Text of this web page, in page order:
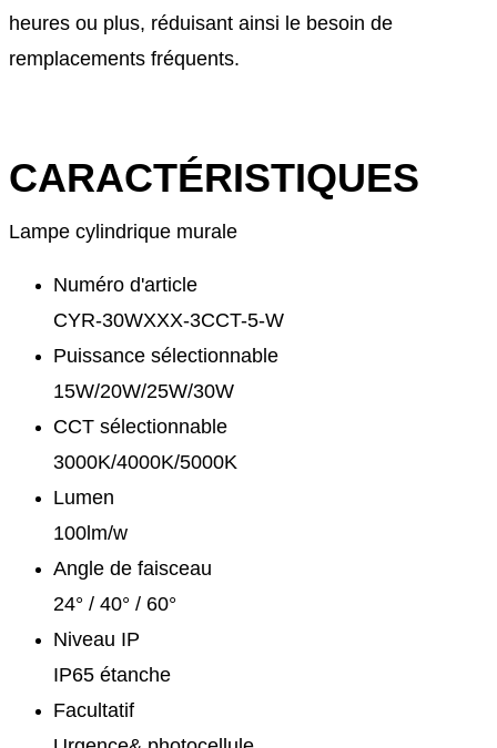
heures ou plus, réduisant ainsi le besoin de
remplacements fréquents.
CARACTÉRISTIQUES
Lampe cylindrique murale
Numéro d'article
CYR-30WXXX-3CCT-5-W
Puissance sélectionnable
15W/20W/25W/30W
CCT sélectionnable
3000K/4000K/5000K
Lumen
100lm/w
Angle de faisceau
24° / 40° / 60°
Niveau IP
IP65 étanche
Facultatif